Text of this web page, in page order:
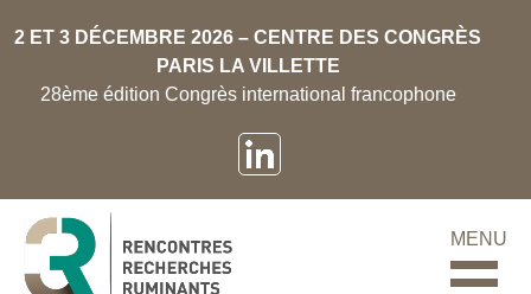
2 ET 3 DÉCEMBRE 2026 – CENTRE DES CONGRÈS
PARIS LA VILLETTE
28ème édition Congrès international francophone
MENU